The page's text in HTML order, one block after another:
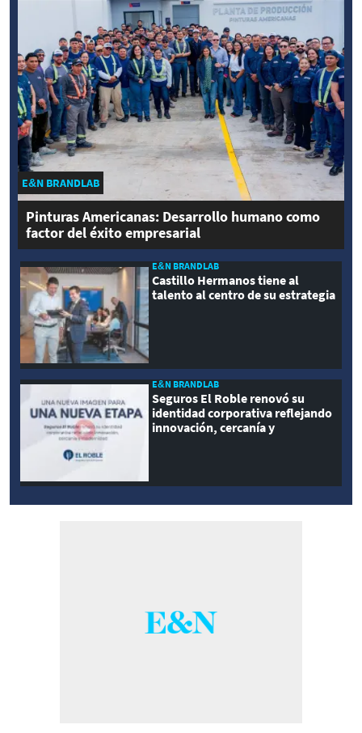
E&N BRANDLAB
Pinturas Americanas: Desarrollo humano como
factor del éxito empresarial
E&N BRANDLAB
Castillo Hermanos tiene al
talento al centro de su estrategia
E&N BRANDLAB
Seguros El Roble renovó su
identidad corporativa reflejando
innovación, cercanía y